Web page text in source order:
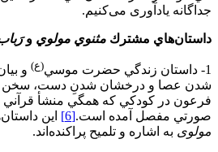
جداگانه یادآوری می‌کنیم.
داستان‌هاي مشترك مثنوي مولوي و
1- داستان زندگي حضرت موسي (ع) و
شدن عصا و درخشان شدنِ دست، سخن
فرعون در كودكي كه همگي منشأ قرآني
صورتي مفصل آمده است.[6] این
مولوی به اشاره و تلمیح پراکنده‌اند.